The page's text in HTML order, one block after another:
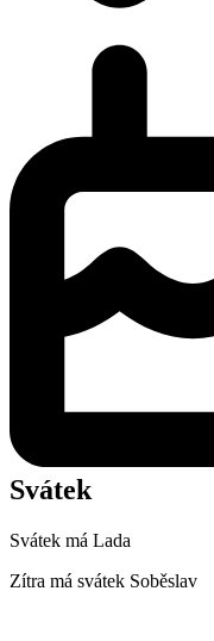
Svátek
Svátek má Lada
Zítra má svátek Soběslav